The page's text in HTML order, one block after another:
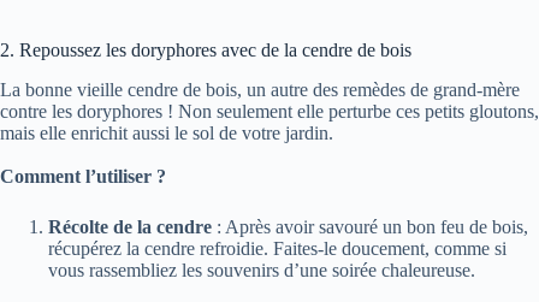
2. Repoussez les doryphores avec de la cendre de bois
La bonne vieille cendre de bois, un autre des remèdes de grand-mère
contre les doryphores ! Non seulement elle perturbe ces petits gloutons,
mais elle enrichit aussi le sol de votre jardin.
Comment l’utiliser ?
Récolte de la cendre : Après avoir savouré un bon feu de bois,
récupérez la cendre refroidie. Faites-le doucement, comme si
vous rassembliez les souvenirs d’une soirée chaleureuse.